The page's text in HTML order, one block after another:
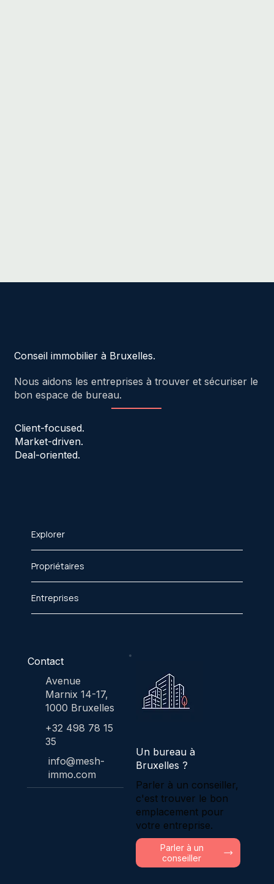
Conseil immobilier à Bruxelles.
Nous aidons les entreprises à trouver et sécuriser le
bon espace de bureau.
Client-focused.
Market-driven.
Deal-oriented.
Explorer
Propriétaires
Entreprises
Contact
Avenue
Marnix 14-17,
1000 Bruxelles
+32 498 78 15
35
info@mesh-
immo.com
Un bureau à
Bruxelles ?
Parler à un conseiller,
c'est trouver le bon
emplacement pour
votre entreprise.
Parler à un
conseiller